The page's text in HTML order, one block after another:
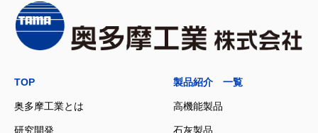
TOP
奥多摩工業とは
研究開発
製品紹介 一覧
高機能製品
石灰製品